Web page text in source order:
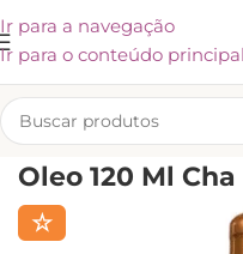
Ir para a navegação
Ir para o conteúdo principal
INÍCIO/LIMPEZA
Oleo 120 Ml
☆